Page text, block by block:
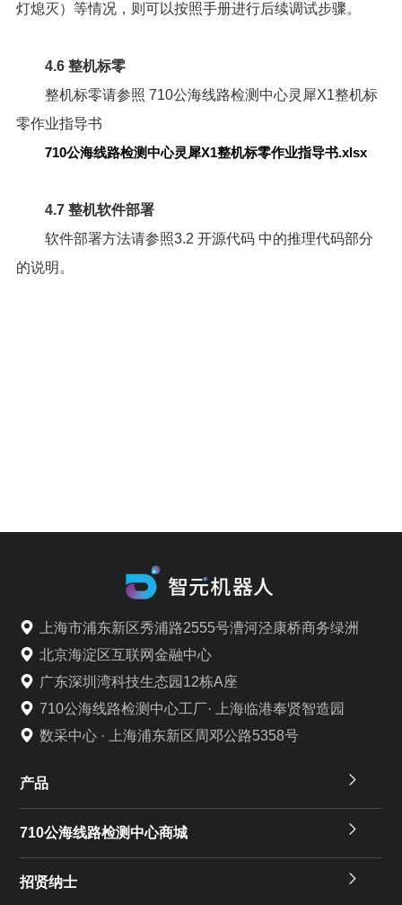
灯熄灭）等情况，则可以按照手册进行后续调试步骤。
4.6 整机标零
整机标零请参照 710公海线路检测中心灵犀X1整机标
零作业指导书
710公海线路检测中心灵犀X1整机标零作业指导书.xlsx
4.7 整机软件部署
软件部署方法请参照3.2 开源代码中的推理代码部分
的说明。
上海市浦东新区秀浦路2555号漕河泾康桥商务绿洲
北京海淀区互联网金融中心
广东深圳湾科技生态园12栋A座
710公海线路检测中心工厂· 上海临港奉贤智造园
数采中心 · 上海浦东新区周邓公路5358号
产品
710公海线路检测中心商城
招贤纳士